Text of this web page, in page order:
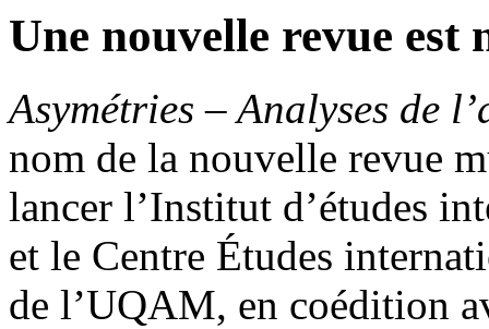
Une nouvelle revue est
Asymétries – Analyses de
nom de la nouvelle revue
lancer l’Institut d’études
et le Centre Études
de l’UQAM, en coédition